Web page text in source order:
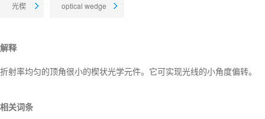
光楔 optical wedge
解释
折射率均匀的顶角很小的楔状光学元件。它可实现光线的小角度偏转。
相关词条